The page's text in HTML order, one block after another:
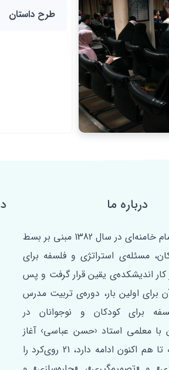
طرح داستان
درباره ما
مبتنی بر فرمان امام خامنه‌ای در سال 1382 مبنی بر بسط
مسئله‌ی استراتژی و فلسفه برای
کار اندیشکده‌ی یقین قرار گرفت و پس
برای اولین ‌بار، دوره‌ی تربیت مدرس
برای کودکان و نوجوانان در
با معلمی استاد ‹حسن عباسی› آغاز
شد. این دوره که تا هم اکنون ادامه دارد، 21 روی‌کرد را